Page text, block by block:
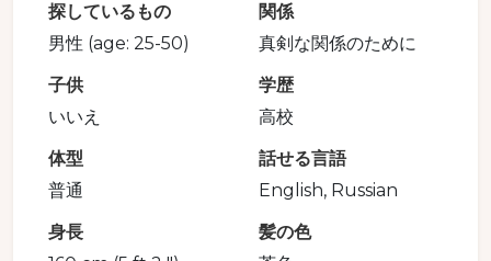
探しているもの
男性 (age: 25-50)
関係
真剣な関係のために
子供
いいえ
学歴
高校
体型
普通
話せる言語
English, Russian
身長
髪の色